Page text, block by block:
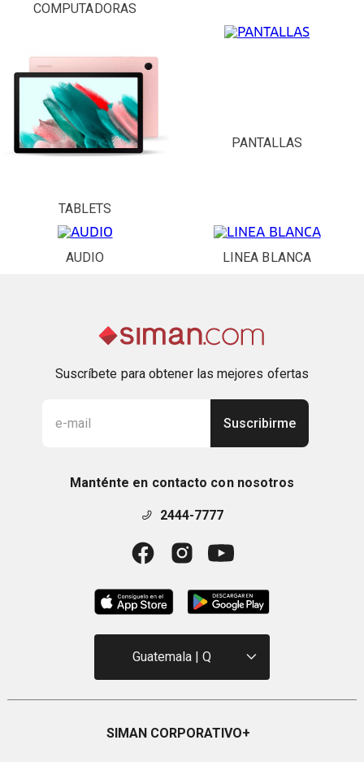
COMPUTADORAS
TABLETS
PANTALLAS
AUDIO LINEA BLANCA
Suscríbete para obtener las mejores ofertas
Suscribirme
Manténte en contacto con nosotros
2444-7777
Guatemala | Q
SIMAN CORPORATIVO+